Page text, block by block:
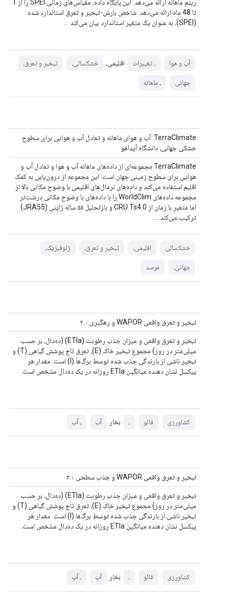
ریتم ماهانه ارائه می‌دهد. این پایگاه داده، مقیاس‌های زمانی SPEI را از 1
تا 48 ماه ارائه می‌دهد. شاخص بارش-تبخیر و تعرق استاندارد شده
(SPEI)، به عنوان یک متغیر استاندارد بیان می‌کند ...
آب و هوا ، تغییرات اقلیمی، خشکسالی، تبخیر و تعرق،
جهانی ، ماهانه
TerraClimate: آب و هوای ماهانه و تعادل آب و هوایی برای سطوح
خشکی جهانی، دانشگاه آیداهو
TerraClimate مجموعه‌ای از داده‌های ماهانه آب و هوا و تعادل آب و
هوایی برای سطوح زمینی جهان است. این مجموعه از درون‌یابی به کمک
اقلیم استفاده می‌کند و داده‌های نرمال‌های اقلیمی با وضوح مکانی بالا از
مجموعه داده‌های WorldClim را با داده‌های با وضوح مکانی درشت‌تر
اما متغیر با زمان از CRU Ts4.0 و بازتحلیل ۵۵ ساله ژاپنی (JRA55)
ترکیب می‌کند. ...
خشکسالی اقلیمی، تبخیر و تعرق، ژئوفیزیک،
جهانی، مرسد
تبخیر و تعرق واقعی WAPOR و رهگیری ۲.۰
تبخیر و تعرق واقعی و میزان جذب رطوبت (ETIa) (ده‌دال، بر حسب
میلی‌متر در روز) مجموع تبخیر خاک (E)، تعرق تاج پوشش گیاهی (T) و
تبخیر ناشی از بارندگی جذب شده توسط برگ‌ها (I) است. مقدار هر
پیکسل نشان دهنده میانگین ETIa روزانه در یک ده‌دال مشخص است.
کشاورزی فائو ، بخار آب ، آب
تبخیر و تعرق واقعی WAPOR و جذب سطحی ۳.۰
تبخیر و تعرق واقعی و میزان جذب رطوبت (ETIa) (ده‌دال، بر حسب
میلی‌متر در روز) مجموع تبخیر خاک (E)، تعرق تاج پوشش گیاهی (T) و
تبخیر ناشی از بارندگی جذب شده توسط برگ‌ها (I) است. مقدار هر
پیکسل نشان دهنده میانگین ETIa روزانه در یک ده‌دال مشخص است.
کشاورزی فائو ، بخار آب ، آب